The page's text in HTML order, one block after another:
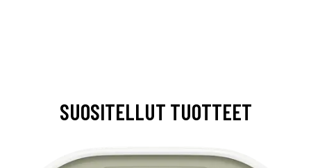
SUOSITELLUT TUOTTEET